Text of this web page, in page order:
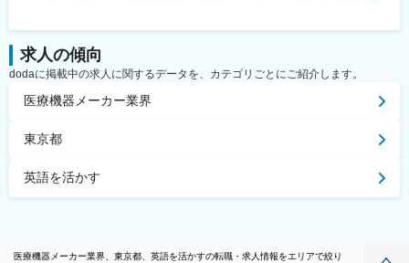
求人の傾向
dodaに掲載中の求人に関するデータを、カテゴリごとにご紹介します。
医療機器メーカー業界
東京都
英語を活かす
医療機器メーカー業界、東京都、英語を活かすの転職・求人情報をエリアで絞り